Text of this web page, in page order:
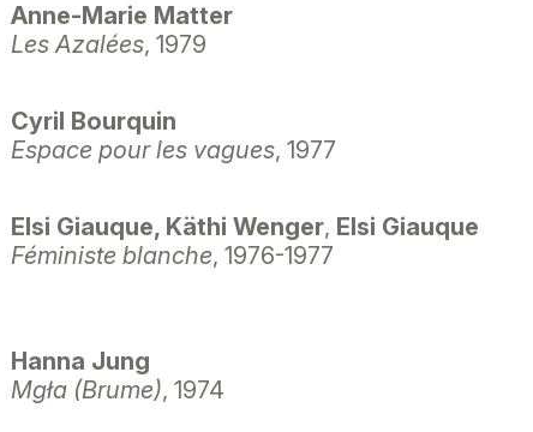
Anne-Marie Matter
Les Azalées, 1979
Cyril Bourquin
Espace pour les vagues, 1977
Elsi Giauque, Käthi Wenger, Elsi Giauque
Féministe blanche, 1976-1977
Hanna Jung
Mgła (Brume), 1974